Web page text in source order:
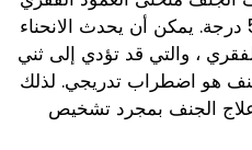
بمقدار 15 درجة أو أكثر من 50 درجة. يمكن أن يحدث الانحناء
، والتي قد تؤدي إلى ثني
هو اضطراب تدريجي. لذلك
الجنف بمجرد تشخيص